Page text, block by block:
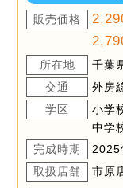
販売価格
所在地
千葉
交通
外房
学区
小学
中学
完成時期
2025
取扱店舗
市原